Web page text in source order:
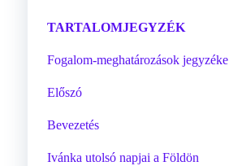
TARTALOMJEGYZÉK
Fogalom-meghatározások jegyzéke
Előszó
Bevezetés
Ivánka utolsó napjai a Földön